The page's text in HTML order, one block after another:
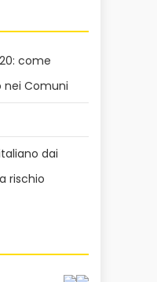
come
nei Comuni
dai
rischio